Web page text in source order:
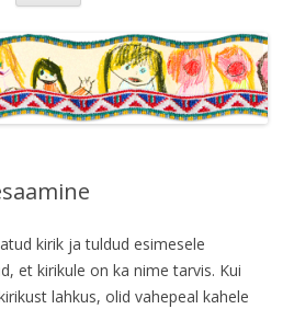
kirik ja tuldud esimesele
et kirikule on ka nime tarvis. Kui
lahkus, olid vahepeal kahele